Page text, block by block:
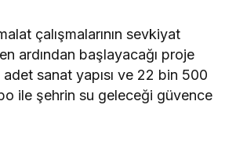
çalışmalarının sevkiyat
ardından başlayacağı proje
sanat yapısı ve 22 bin 500
ile şehrin su geleceği güvence